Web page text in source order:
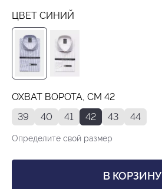
ЦВЕТ СИНИЙ
ОХВАТ ВОРОТА, СМ 42
39
40 41 42 43 44
Определите свой размер
В КОРЗИНУ